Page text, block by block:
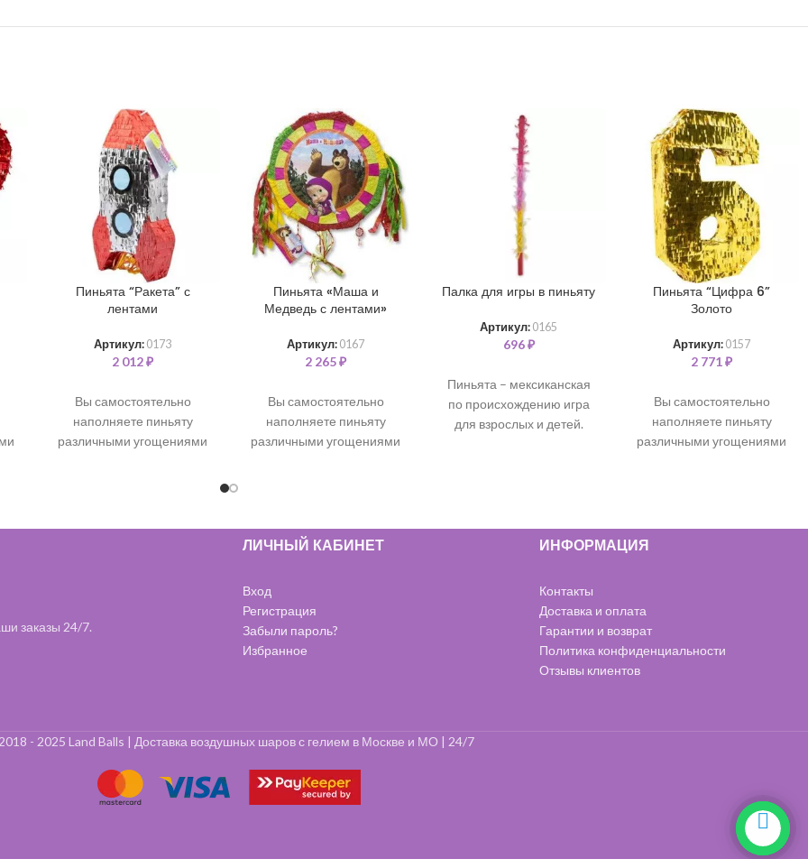
Пиньята “Ракета” с
лентами
Артикул: 0173
2 012₽
Вы самостоятельно
наполняете пиньяту
различными угощениями
Пиньята «Маша и
Медведь с лентами»
Артикул: 0167
2 265₽
Вы самостоятельно
наполняете пиньяту
различными угощениями
Палка для игры в пиньяту
Артикул: 0165
696₽
Пиньята – мексиканская
по происхождению игра
для взрослых и детей.
Пиньята “Цифра 6”
Золото
Артикул: 0157
2 771₽
Вы самостоятельно
наполняете пиньяту
различными угощениями
заказы 24/7.
ЛИЧНЫЙ КАБИНЕТ
Вход
Регистрация
Забыли пароль?
Избранное
ИНФОРМАЦИЯ
Контакты
Доставка и оплата
Гарантии и возврат
Политика конфиденциальности
Отзывы клиентов
- 2025 Land Balls | Доставка воздушных шаров с гелием в Москве и МО | 24/7